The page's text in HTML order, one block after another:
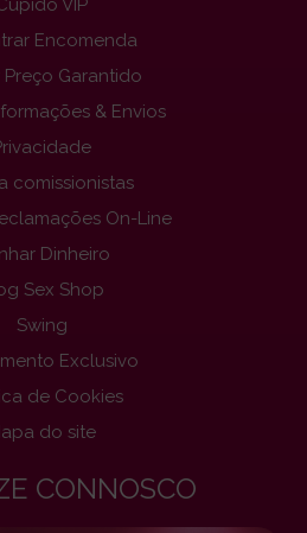
VIP
Encomenda
Preço Garantido
& Envios
comissionistas
On-Line
Dinheiro
Sex Shop
Swing
Exclusivo
de Cookies
do site
CONNOSCO